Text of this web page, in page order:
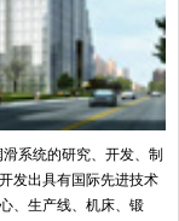
系统的研究、开发、制
发出具有国际先进技术
、生产线、机床、锻